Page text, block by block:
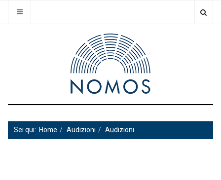
Sei qui: Home Audizioni Audizioni